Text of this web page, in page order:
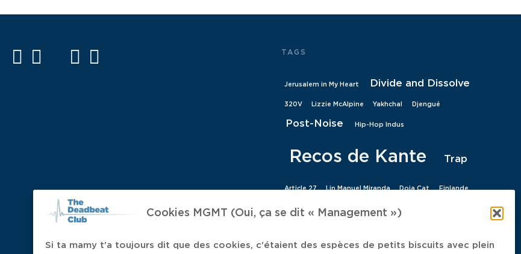
Cookies MGMT (Oui, ça se dit « Management »)
Si ta mamy t'a toujours dit que des cookies, c'étaient des espèces de petits biscuits avec plein
facebook
twitter
mail instagram TAGS
Jerusalem in My Heart Divide and Dissolve
320V Lizzie McAlpine Yakhchal Djengué
Post-Noise Hip-Hop Indus
Recos de Kante Trap
Article 27 Lin Manuel Miranda Doja Cat Finlande
Moondog NYXX Daan Foo Fighters